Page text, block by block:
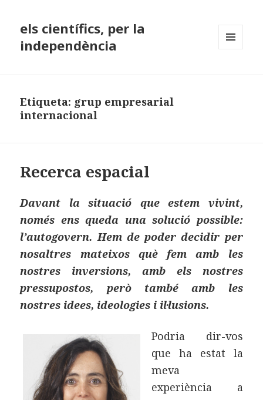
els científics, per la
independència
Etiqueta: grup empresarial
internacional
Recerca espacial
Davant la situació que estem vivint,
només ens queda una solució possible:
l’autogovern. Hem de poder decidir per
nosaltres mateixos què fem amb les
nostres inversions, amb els nostres
pressupostos, però també amb les
nostres idees, ideologies i il·lusions.
Podria dir-vos
que ha estat la
meva
experiència a